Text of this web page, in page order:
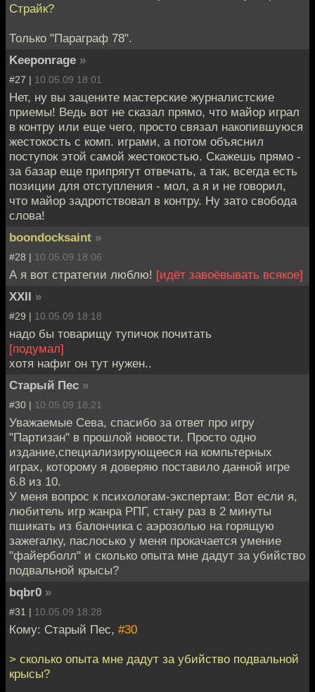
Страйк?
Только "Параграф 78".
Keeponrage »
#27 | 10.05.09 18:01
Нет, ну вы зацените мастерские журналистские
приемы! Ведь вот не сказал прямо, что майор играл
в контру или еще чего, просто связал накопившуюся
жестокость с комп. играми, а потом объяснил
поступок этой самой жестокостью. Скажешь прямо -
за базар еще припрягут отвечать, а так, всегда есть
позиции для отступления - мол, а я и не говорил,
что майор задротствовал в контру. Ну зато свобода
слова!
boondocksaint »
#28 | 10.05.09 18:06
А я вот стратегии люблю! [идёт завоёвывать всякое]
XXII »
#29 | 10.05.09 18:18
надо бы товарищу тупичок почитать
[подумал]
хотя нафиг он тут нужен..
Старый Пес »
#30 | 10.05.09 18:21
Уважаемые Сева, спасибо за ответ про игру
"Партизан" в прошлой новости. Просто одно
издание,специализирующееся на компьтерных
играх, которому я доверяю поставило данной игре
6.8 из 10.
У меня вопрос к психологам-экспертам: Вот если я,
любитель игр жанра РПГ, стану раз в 2 минуты
пшикать из балончика с аэрозолью на горящую
зажегалку, паслосько у меня прокачается умение
"файерболл" и сколько опыта мне дадут за убийство
подвальной крысы?
bqbr0 »
#31 | 10.05.09 18:28
Кому: Старый Пес, #30
> сколько опыта мне дадут за убийство подвальной
крысы?